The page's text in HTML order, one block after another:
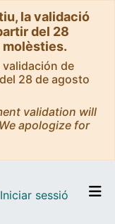
la validació
del 28
molèsties.
de
28 de agosto
validation will
apologize for
Iniciar sessió (current)